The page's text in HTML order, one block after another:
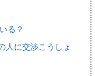
る？
人に交渉こうしょ